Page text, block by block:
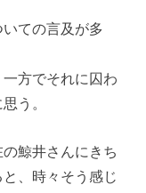
ての言及が多
方でそれに囚わ
う。
鯨井さんにきち
、時々そう感じ